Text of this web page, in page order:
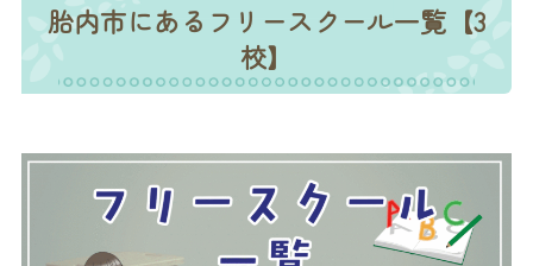
胎内市にあるフリースクール一覧【3
校】